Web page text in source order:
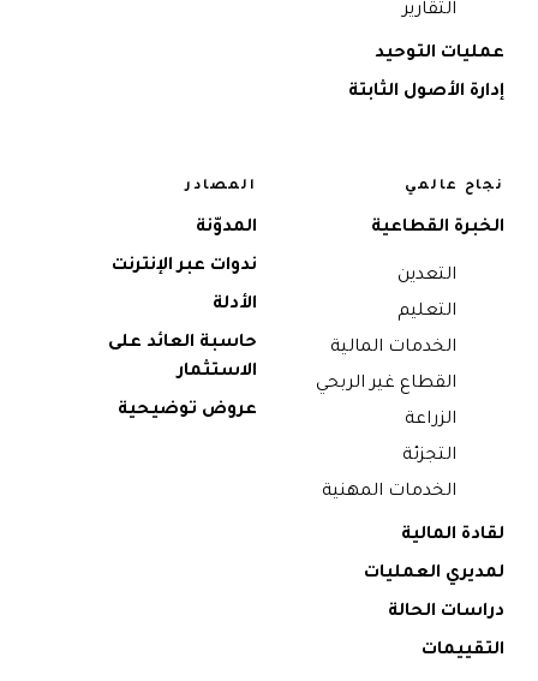
التقارير
عمليات التوحيد
إدارة الأصول الثابتة
نجاح عالمي
الخبرة القطاعية
التعدين
التعليم
الخدمات المالية
القطاع غير الربحي
الزراعة
التجزئة
الخدمات المهنية
لقادة المالية
لمديري العمليات
دراسات الحالة
التقييمات
المصادر
المدوّنة
ندوات عبر الإنترنت
الأدلة
حاسبة العائد على
الاستثمار
عروض توضيحية